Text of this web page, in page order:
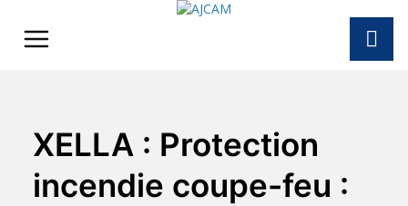
content
XELLA : Protection
incendie coupe-feu :